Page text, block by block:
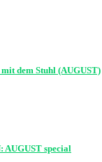
dem Stuhl (AUGUST)
special